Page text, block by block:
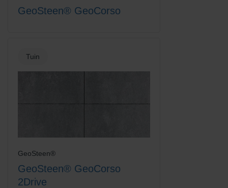
GeoSteen® GeoCorso
Tuin
GeoSteen®
GeoSteen® GeoCorso
2Drive